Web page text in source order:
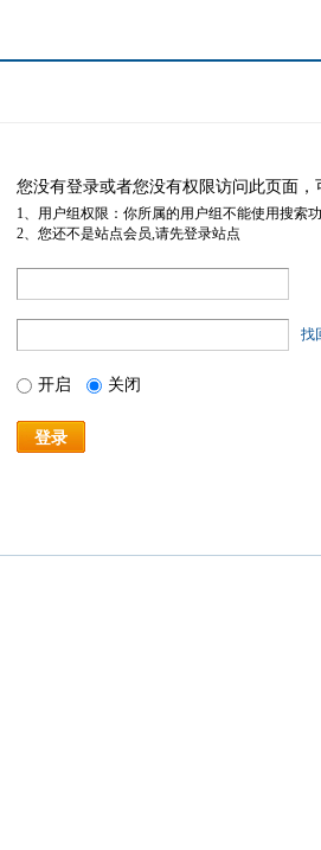
您没有登录或者您没有权限访问此页面
1、用户组权限：你所属的用户组不能使用搜索
2、您还不是站点会员,请先登录站点
找
开启 关闭
登录